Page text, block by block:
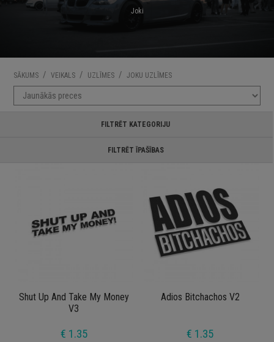
Joki
SĀKUMS / VEIKALS / UZLĪMES / JOKU UZLĪMES
FILTRĒT KATEGORIJU
FILTRĒT ĪPAŠĪBAS
Shut Up And Take My Money
V3
€ 1.35
Adios Bitchachos V2
€ 1.35